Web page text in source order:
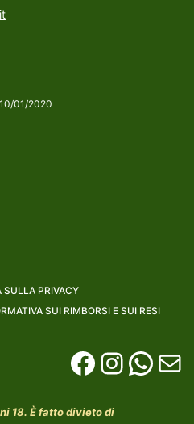
01/2020
SULLA PRIVACY
SUI RIMBORSI E SUI RESI
18. È fatto divieto di